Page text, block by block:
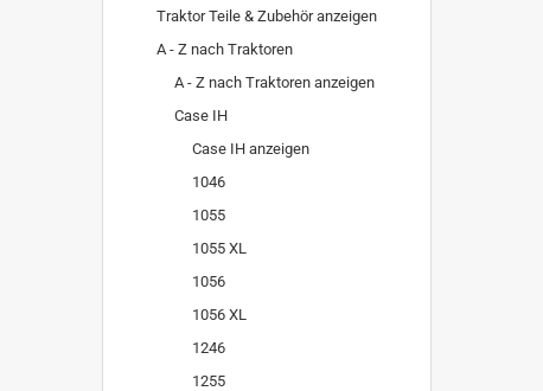
Traktor Teile & Zubehör anzeigen
A - Z nach Traktoren
A - Z nach Traktoren anzeigen
Case IH
Case IH anzeigen
1046
1055
1055 XL
1056
1056 XL
1246
1255